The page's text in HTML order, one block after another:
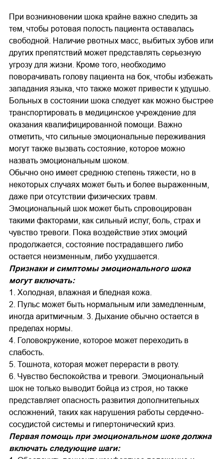
При возникновении шока крайне важно следить за
тем, чтобы ротовая полость пациента оставалась
свободной. Наличие рвотных масс, выбитых зубов или
других препятствий может представлять серьезную
угрозу для жизни. Кроме того, необходимо
поворачивать голову пациента на бок, чтобы избежать
западания языка, что также может привести к удушью.
Больных в состоянии шока следует как можно быстрее
транспортировать в медицинское учреждение для
оказания квалифицированной помощи. Важно
отметить, что сильные эмоциональные переживания
могут также вызвать состояние, которое можно
назвать эмоциональным шоком.
Обычно оно имеет среднюю степень тяжести, но в
некоторых случаях может быть и более выраженным,
даже при отсутствии физических травм.
Эмоциональный шок может быть спровоцирован
такими факторами, как сильный испуг, боль, страх и
чувство тревоги. Пока воздействие этих эмоций
продолжается, состояние пострадавшего либо
остается неизменным, либо ухудшается.
Признаки и симптомы эмоционального шока
могут включать:
1. Холодная, влажная и бледная кожа.
2. Пульс может быть нормальным или замедленным,
иногда аритмичным. 3. Дыхание обычно остается в
пределах нормы.
4. Головокружение, которое может переходить в
слабость.
5. Тошнота, которая может перерасти в рвоту.
6. Чувство беспокойства и тревоги. Эмоциональный
шок не только выводит бойца из строя, но также
представляет опасность развития дополнительных
осложнений, таких как нарушения работы сердечно-
сосудистой системы и гипертонический криз.
Первая помощь при эмоциональном шоке должна
включать следующие шаги: